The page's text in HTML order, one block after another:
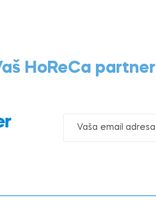
HoReCa partner